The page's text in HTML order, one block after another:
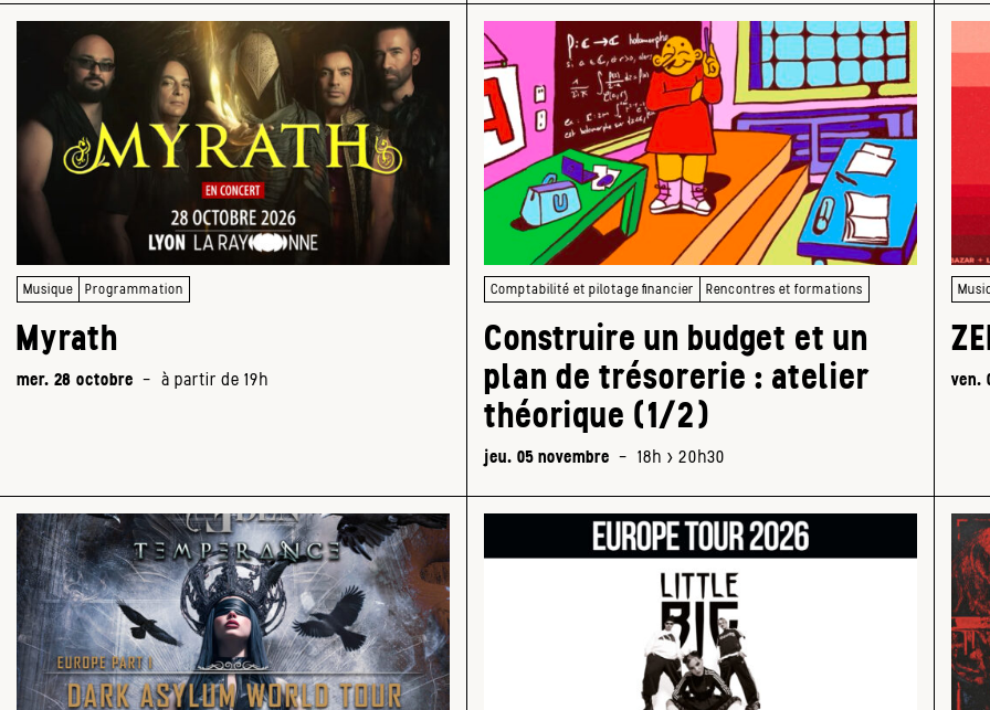
Musique Programmation
Myrath
mer. 28 octobre - à partir de 19h
Comptabilité et pilotage financier Rencontres et formations
Construire un budget et un
plan de trésorerie : atelier
théorique (1/2)
jeu. 05 novembre - 18h > 20h30
ven.